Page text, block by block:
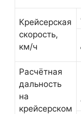
Крейсерская
скорость,
км/ч
Расчётная
дальность
на
крейсерском